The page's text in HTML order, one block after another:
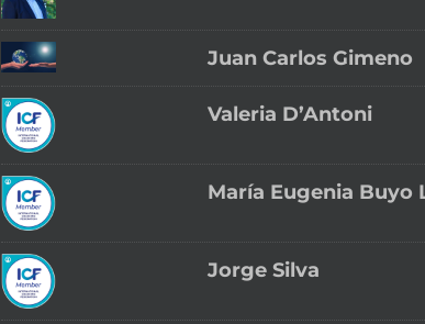
Juan Carlos Gimeno
Valeria D’Antoni
María Eugenia Buyo
Jorge Silva